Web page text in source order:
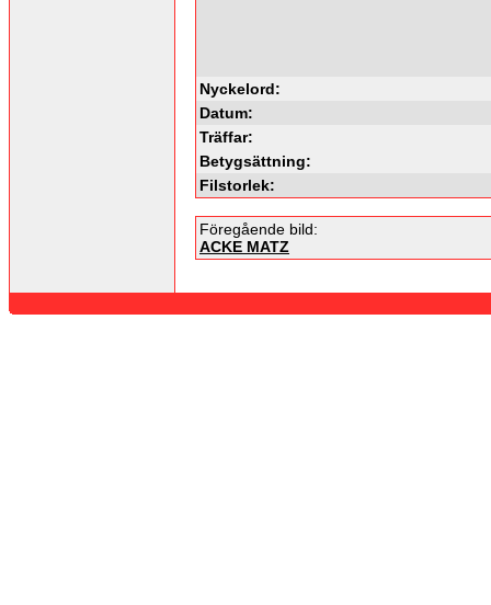
Nyckelord:
Datum:
Träffar:
Betygsättning:
Filstorlek:
Föregående bild:
ACKE MATZ